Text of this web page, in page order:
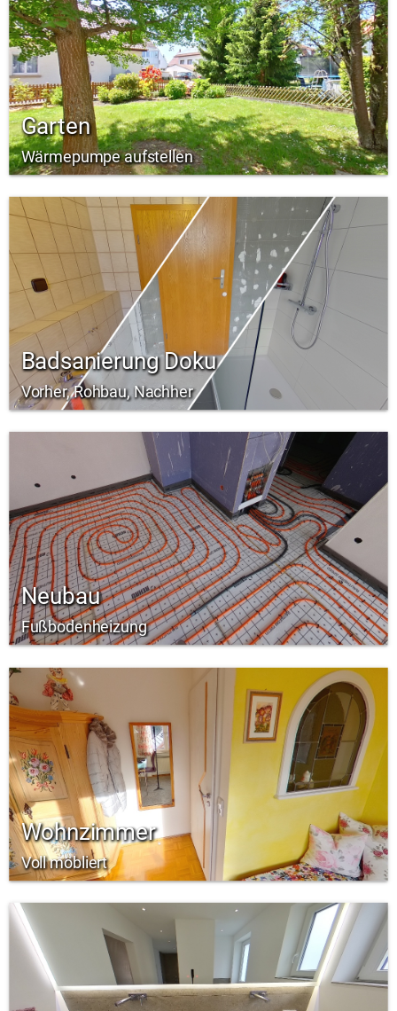
Garten
Wärmepumpe aufstellen
Badsanierung Doku
Vorher, Rohbau, Nachher
Neubau
Fußbodenheizung
Wohnzimmer
Voll möbliert